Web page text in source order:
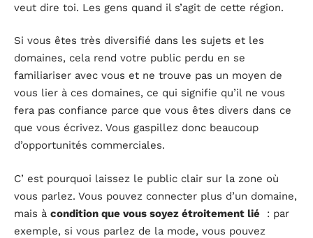
veut dire toi. Les gens quand il s’agit de cette région.
Si vous êtes très diversifié dans les sujets et les
domaines, cela rend votre public perdu en se
familiariser avec vous et ne trouve pas un moyen de
vous lier à ces domaines, ce qui signifie qu’il ne vous
fera pas confiance parce que vous êtes divers dans ce
que vous écrivez. Vous gaspillez donc beaucoup
d’opportunités commerciales.
C’ est pourquoi laissez le public clair sur la zone où
vous parlez. Vous pouvez connecter plus d’un domaine,
mais à condition que vous soyez étroitement lié : par
exemple, si vous parlez de la mode, vous pouvez